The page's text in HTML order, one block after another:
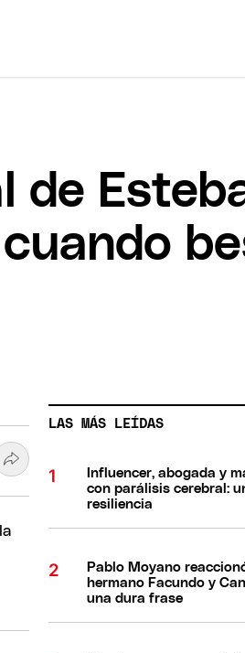
de
LAS MÁS LEÍDAS
Influencer, abogada y
con parálisis cerebral:
resiliencia
Pablo Moyano
hermano Facundo y
una dura frase